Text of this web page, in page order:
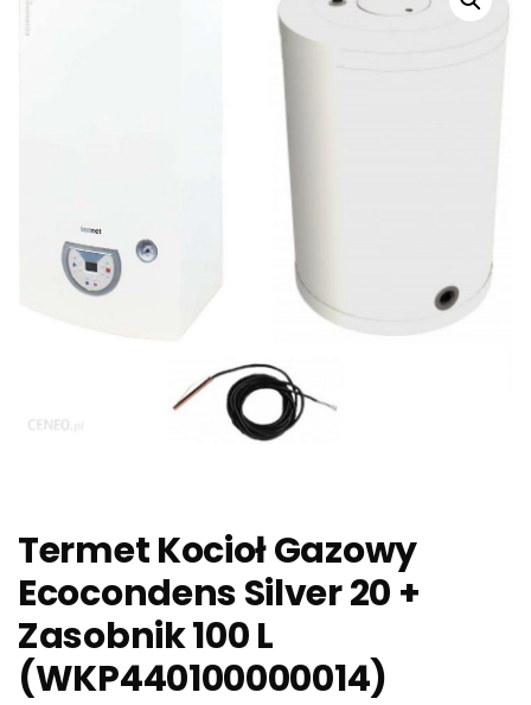
Termet Kocioł Gazowy
Ecocondens Silver 20 +
Zasobnik 100 L
(WKP440100000014)